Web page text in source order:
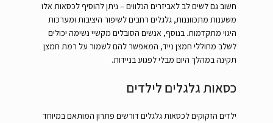
חשוב גם לשים לב לאביזרים הנלווים – ניתן להוסיף לכסאות אלו
משענות מתכווננות, גלגלים רחבים לשיפור היציבות ומערכות
היגוי מתקדמות. בנוסף, אנשים הסובלים מקשיי נשימה יכולים
לשלב מחוללי חמצן נייד, המאפשר להם לשמור על רמת חמצן
תקינה במהלך היום מבלי לפגוע בניידות.
כסאות גלגלים לילדים
ילדים הזקוקים לכסאות גלגלים דורשים פתרון המותאם במיוחד